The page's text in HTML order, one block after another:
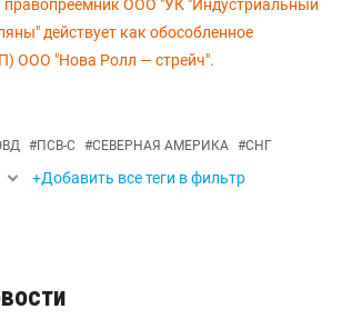
правопреемник ООО "УК "Индустриальный
действует как обособленное
ООО "Нова Ролл — стрейч".
#ПСВ-С #СЕВЕРНАЯ АМЕРИКА #СНГ
+Добавить все теги в фильтр